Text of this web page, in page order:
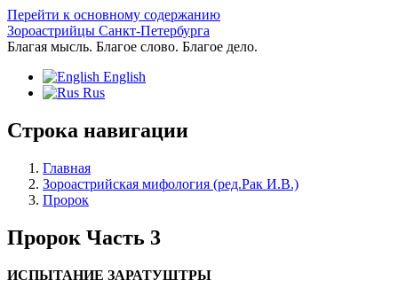
Перейти к основному содержанию
Зороастрийцы Санкт-Петербурга
Благая мысль. Благое слово. Благое дело.
English
Rus
Строка навигации
Главная
Зороастрийская мифология (ред.Рак И.В.)
Пророк
Пророк Часть 3
ИСПЫТАНИЕ ЗАРАТУШТРЫ